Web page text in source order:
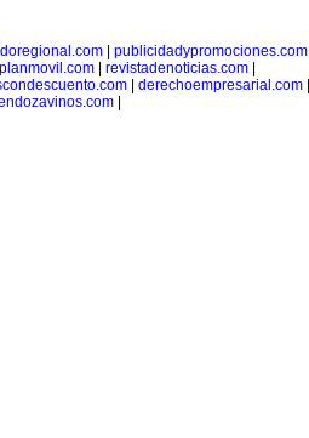
| publicidadypromociones.com|
planmovil.com revistadenoticias.com
derechoempresarial.com